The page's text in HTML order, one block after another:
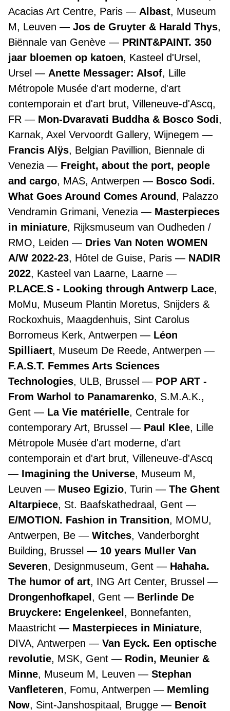
Acacias Art Centre, Paris
Albast, Museum
M, Leuven
Jos de Gruyter & Harald Thys,
Biënnale van Genève
PRINT&PAINT. 350
jaar bloemen op katoen, Kasteel d'Ursel,
Ursel
Anette Messager: Alsof, Lille
Métropole Musée d'art moderne, d'art
contemporain et d'art brut, Villeneuve-d'Ascq,
FR
Mon-Dvaravati Buddha & Bosco Sodi,
Karnak, Axel Vervoordt Gallery, Wijnegem
Francis Alÿs, Belgian Pavillion, Biennale di
Venezia
Freight, about the port, people
and cargo, MAS, Antwerpen
Bosco Sodi.
What Goes Around Comes Around, Palazzo
Vendramin Grimani, Venezia
Masterpieces
in miniature, Rijksmuseum van Oudheden /
RMO, Leiden
Dries Van Noten WOMEN
A/W 2022-23, Hôtel de Guise, Paris
NADIR
2022, Kasteel van Laarne, Laarne
P.LACE.S - Looking through Antwerp Lace,
MoMu, Museum Plantin Moretus, Snijders &
Rockoxhuis, Maagdenhuis, Sint Carolus
Borromeus Kerk, Antwerpen
Léon
Spilliaert, Museum De Reede, Antwerpen
F.A.S.T. Femmes Arts Sciences
Technologies, ULB, Brussel
POP ART -
From Warhol to Panamarenko, S.M.A.K.,
Gent
La Vie matérielle, Centrale for
contemporary Art, Brussel
Paul Klee, Lille
Métropole Musée d'art moderne, d'art
contemporain et d'art brut, Villeneuve-d'Ascq
Imagining the Universe, Museum M,
Leuven
Museo Egizio, Turin
The Ghent
Altarpiece, St. Baafskathedraal, Gent
E/MOTION. Fashion in Transition, MOMU,
Antwerpen, Be
Witches, Vanderborght
Building, Brussel
10 years Muller Van
Severen, Designmuseum, Gent
Hahaha.
The humor of art, ING Art Center, Brussel
Drongenhofkapel , Gent
Berlinde De
Bruyckere: Engelenkeel , Bonnefanten,
Maastricht
Masterpieces in Miniature,
DIVA, Antwerpen
Van Eyck. Een optische
revolutie, MSK, Gent
Rodin, Meunier &
Minne, Museum M, Leuven
Stephan
Vanfleteren, Fomu, Antwerpen
Memling
Now, Sint-Janshospitaal, Brugge
Benoît